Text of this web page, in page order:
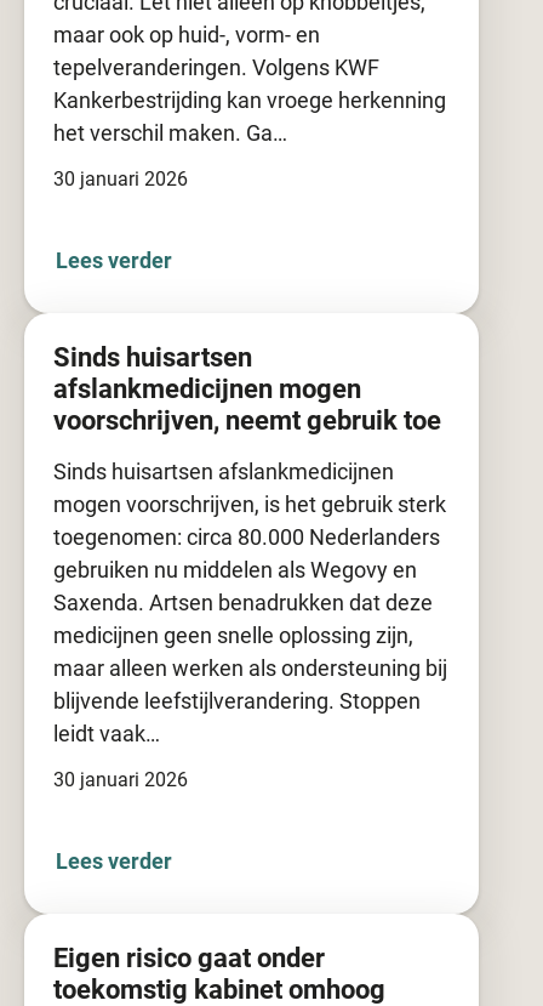
30 januari 2026
maar ook op huid-, vorm- en
tepelveranderingen. Volgens KWF
Kankerbestrijding kan vroege herkenning
het verschil maken. Ga…
Lees verder
Sinds huisartsen
afslankmedicijnen mogen
voorschrijven, neemt gebruik toe
30 januari 2026
Sinds huisartsen afslankmedicijnen
mogen voorschrijven, is het gebruik sterk
toegenomen: circa 80.000 Nederlanders
gebruiken nu middelen als Wegovy en
Saxenda. Artsen benadrukken dat deze
medicijnen geen snelle oplossing zijn,
maar alleen werken als ondersteuning bij
blijvende leefstijlverandering. Stoppen
leidt vaak…
Lees verder
Eigen risico gaat onder
toekomstig kabinet omhoog